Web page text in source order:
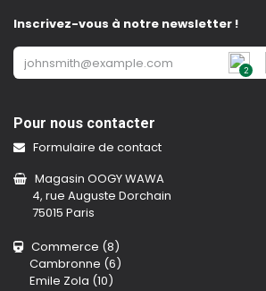
Inscrivez-vous à notre newsletter !
2
Pour nous contacter
Formulaire de contact
Magasin OOGY WAWA
4, rue Auguste Dorchain
75015 Paris
Commerce (8)
Cambronne (6)
Emile Zola (10)